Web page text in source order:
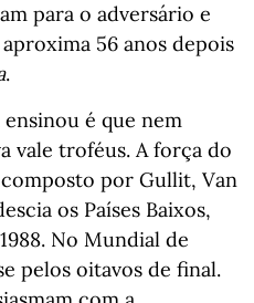
para o adversário e
56 anos depois
.
é que nem
vale troféus. A força do
por Gullit, Van
os Países Baixos,
No Mundial de
pelos oitavos de final.